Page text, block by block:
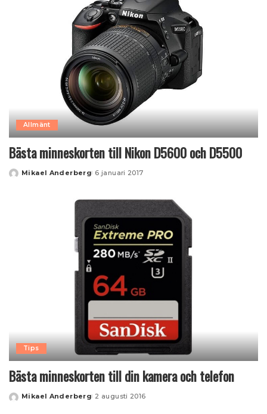
Allmänt
Bästa minneskorten till Nikon D5600 och D5500
Posted
Mikael Anderberg 6 januari 2017
Tips
Bästa minneskorten till din kamera och telefon
Posted
Mikael Anderberg 2 augusti 2016